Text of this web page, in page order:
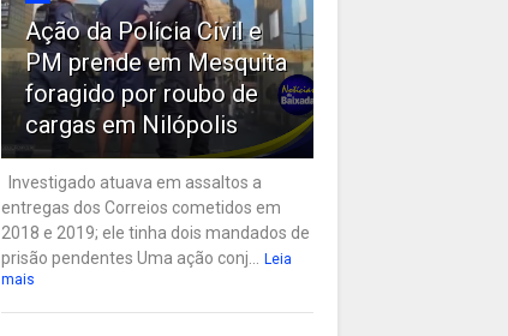
Ação da Polícia Civil e
PM prende em Mesquita
foragido por roubo de
cargas em Nilópolis
Investigado atuava em assaltos a
entregas dos Correios cometidos em
2018 e 2019; ele tinha dois mandados de
prisão pendentes Uma ação conj... Leia
mais